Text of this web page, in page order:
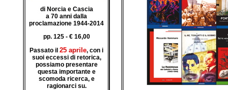
di Norcia e Cascia
a 70 anni dalla
proclamazione 1944-2014
pp. 125 - € 16,00
Passato il 25 aprile, con i
suoi eccessi di retorica,
possiamo presentare
questa importante e
scomoda ricerca, e
ragionarci su.